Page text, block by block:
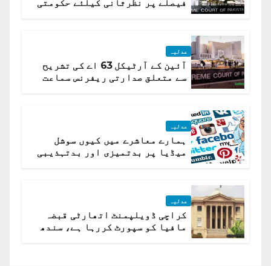
فیصلے پر نظرثانی کیلئے حکومتی
عدلیہ
آئین کے آرٹیکل 63 اے کی تشریح
سے متعلق صدارتی ریفرنس سماعت
عدلیہ
ہمارے معاشرے میں کیوں سوشل
میڈیا پر بدتمیزی اور بدتہذیبی
عدلیہ
کراچی ڈویلپمنٹ اتھارٹی قبضہ
مافیا کو سپورٹ کررہا ہے، سندھ